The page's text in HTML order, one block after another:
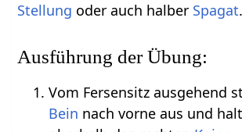
Stellung oder auch halber Spagat.
Ausführung der Übung:
Vom Fersensitz ausgehend
Bein nach vorne aus und